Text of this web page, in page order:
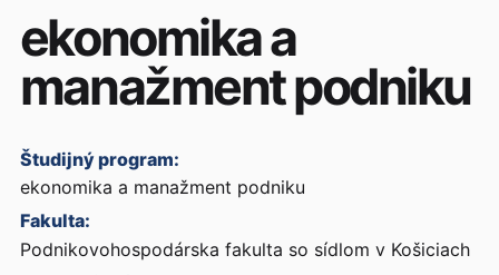
ekonomika a
manažment podniku
Študijný program:
ekonomika a manažment podniku
Fakulta:
Podnikovohospodárska fakulta so sídlom v Košiciach